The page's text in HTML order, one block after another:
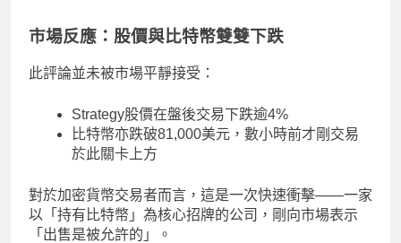
市場反應：股價與比特幣雙雙下跌
此評論並未被市場平靜接受：
Strategy股價在盤後交易下跌逾4%
比特幣亦跌破81,000美元，數小時前才剛交易
於此關卡上方
對於加密貨幣交易者而言，這是一次快速衝擊——一家
以「持有比特幣」為核心招牌的公司，剛向市場表示
「出售是被允許的」。